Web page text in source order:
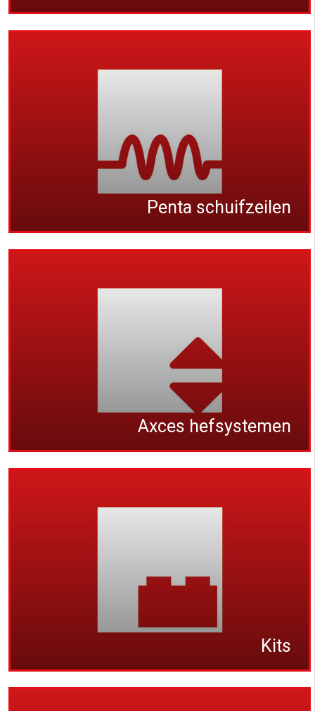
Penta schuifzeilen
Axces hefsystemen
Kits